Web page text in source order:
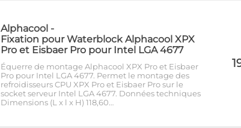
Alphacool -
Fixation pour Waterblock Alphacool XPX
Pro et Eisbaer Pro pour Intel LGA 4677
Équerre de montage Alphacool XPX Pro et Eisbaer
Pro pour Intel LGA 4677. Permet le montage des
refroidisseurs CPU XPX Pro et Eisbaer Pro sur le
socket serveur Intel LGA 4677. Données techniques
Dimensions (L x l x H) 118,60…